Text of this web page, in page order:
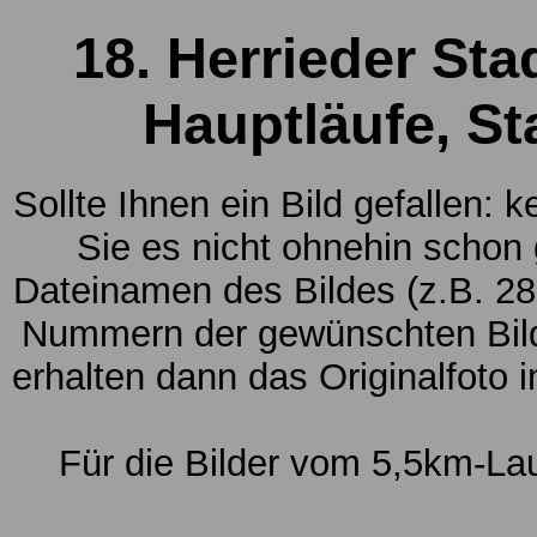
18. Herrieder
Hauptläufe,
Sollte Ihnen ein Bild gefallen:
Sie es nicht ohnehin
Dateinamen des Bildes (z.B.
Nummern der gewünschten
erhalten dann das Originalfoto
Für die Bilder vom 5,5km-